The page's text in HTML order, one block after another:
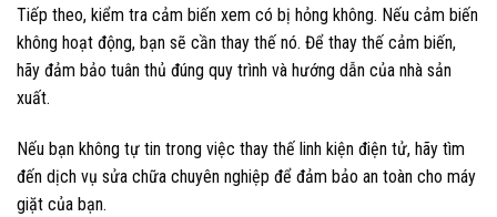
Tiếp theo, kiểm tra cảm biến xem có bị hỏng không. Nếu cảm biến
không hoạt động, bạn sẽ cần thay thế nó. Để thay thế cảm biến,
hãy đảm bảo tuân thủ đúng quy trình và hướng dẫn của nhà sản
xuất.
Nếu bạn không tự tin trong việc thay thế linh kiện điện tử, hãy tìm
đến dịch vụ sửa chữa chuyên nghiệp để đảm bảo an toàn cho máy
giặt của bạn.